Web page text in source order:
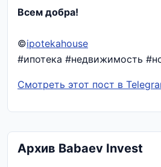
Всем добра!
©ipotekahouse
#ипотека #недвижимость
Смотреть этот пост в
Архив Babaev Invest